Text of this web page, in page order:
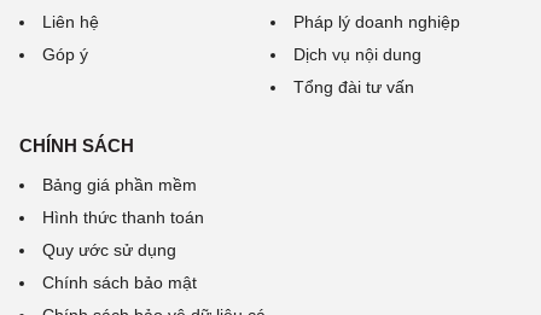
Liên hệ
Góp ý
Pháp lý doanh nghiệp
Dịch vụ nội dung
Tổng đài tư vấn
CHÍNH SÁCH
Bảng giá phần mềm
Hình thức thanh toán
Quy ước sử dụng
Chính sách bảo mật